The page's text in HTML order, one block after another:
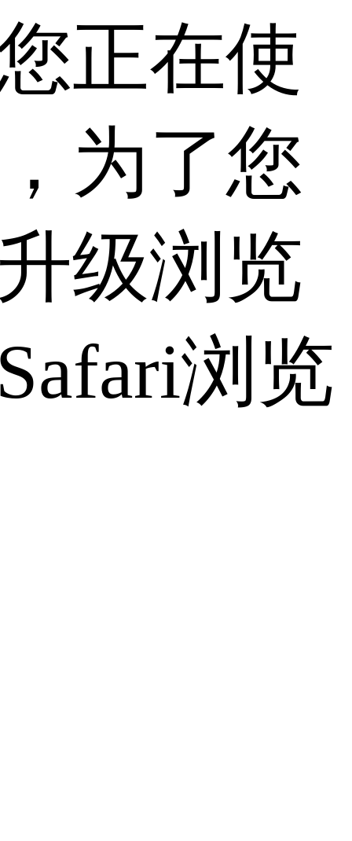
正在使
为了您
级浏览
浏览